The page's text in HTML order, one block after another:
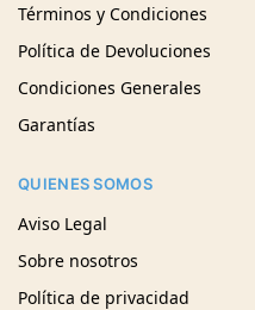
Términos y Condiciones
Política de Devoluciones
Condiciones Generales
Garantías
QUIENES SOMOS
Aviso Legal
Sobre nosotros
Política de privacidad